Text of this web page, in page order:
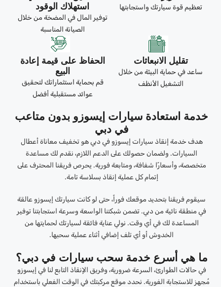
تعظيم قوة سيارتك واستجابتها
استهلاك الوقود
توفير المال في المضخة من خلال
الصيانة المناسبة
تقليل الانبعاثات
ساعد في حماية البيئة من خلال
التشغيل الأنظف
الحفاظ على قيمة إعادة
البيع
قم بحماية استثماراتك لتحقيق
عوائد مستقبلية أفضل
خدمة استعادة سيارات إيسوزو بدون متاعب
في دبي
هدف خدمة إنقاذ سيارات إيسوزو في دبي هو تخفيف معاناة أعطال
السيارات. ولضمان حصولك على الدعم اللازم، نقدم لك مساعدة
متخصصة، وأسعارًا شفافة، ومتابعة فورية. يحرص فريقنا المحترف على
إتمام كل عملية إنقاذ بسلاسة تامة.
سيقوم فريقنا بتحديد موقعك فوراً، حتى لو كانت سيارتك إيسوزو عالقة
في منطقة نائية من دبي. تضمن شبكتنا الواسعة وسرعة استجابتنا توفير
المساعدة لك في أي وقت. نولي عناية فائقة لسيارتك لحمايتها من
الخدوش أو أي تلف إضافي أثناء عملية سحبها.
ما هي أسرع خدمة سحب سيارات في دبي؟
في حالات الطوارئ، السرعة ضرورية، وفريق الإنقاذ التابع لنا في إيسوزو
مُجهز للاستجابة الفورية. نحدد موقع مركبتك في الوقت الفعلي باستخدام